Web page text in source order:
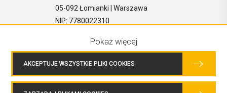
05-092 Łomianki | Warszawa
NIP: 7780022310
Pokaż więcej
AKCEPTUJE WSZYSTKIE PLIKI COOKIES